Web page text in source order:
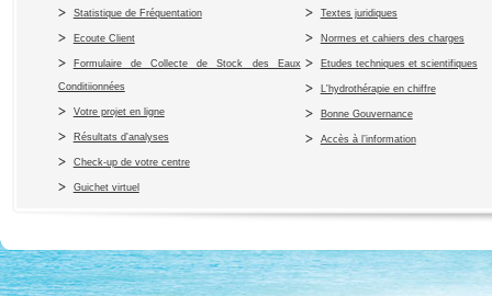
Statistique de Fréquentation
Ecoute Client
Formulaire de Collecte de Stock des Eaux
Conditiionnées
Votre projet en ligne
Résultats d'analyses
Check-up de votre centre
Guichet virtuel
Textes juridiques
Normes et cahiers des charges
Etudes techniques et scientifiques
L'hydrothérapie en chiffre
Bonne Gouvernance
Accès à l’information